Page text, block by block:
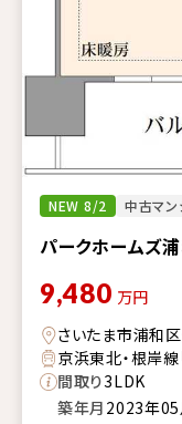
NEW 8/2 中古マン
パークホームズ
9,480 万円
さいたま市浦和
京浜東北・根岸
間取り3LDK
築年月 2023年05